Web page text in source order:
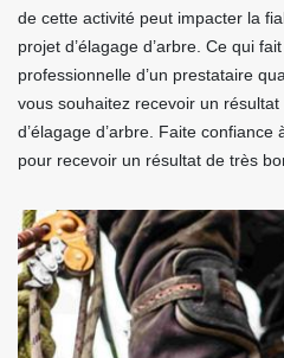
de cette activité peut impacter la
projet d’élagage d’arbre. Ce qui
professionnelle d’un prestataire
vous souhaitez recevoir un
d’élagage d’arbre. Faite
pour recevoir un résultat de très